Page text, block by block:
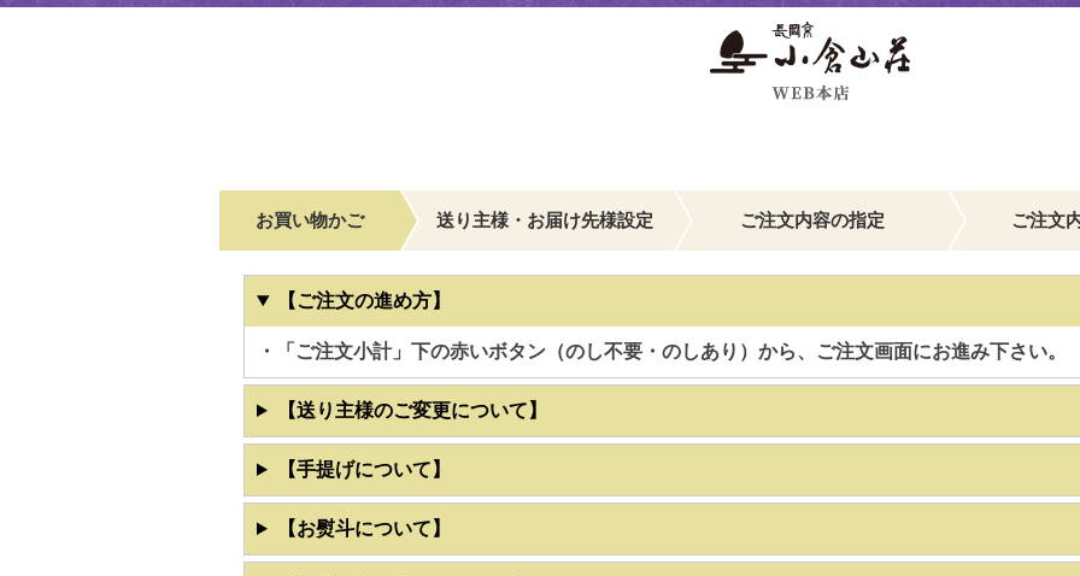
お買い物かご 送り主様・お届け先様設定 ご注文内容の指定 ご注文
【ご注文の進め方】
・「ご注文小計」下の赤いボタン（のし不要・のしあり）から、ご注文画面にお進み下さい。
【送り主様のご変更について】
【手提げについて】
【お熨斗について】